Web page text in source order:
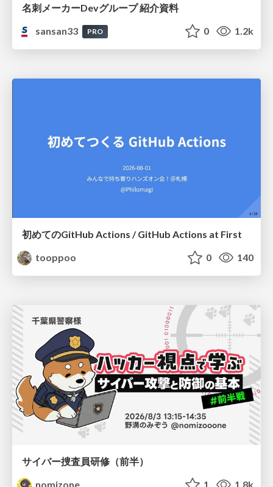
名刺メーカーDevグループ 紹介資料
sansan33
PRO 0 1.2k
初めてのGitHub Actions / GitHub Actions at First
tooppoo
0 140
サイバー捜査員研修（前半）
nomizone
1 1.8k